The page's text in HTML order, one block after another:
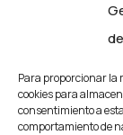
Para proporcionar la
cookies para
consentimiento a
comportamiento de
Cubiertas de
securidad